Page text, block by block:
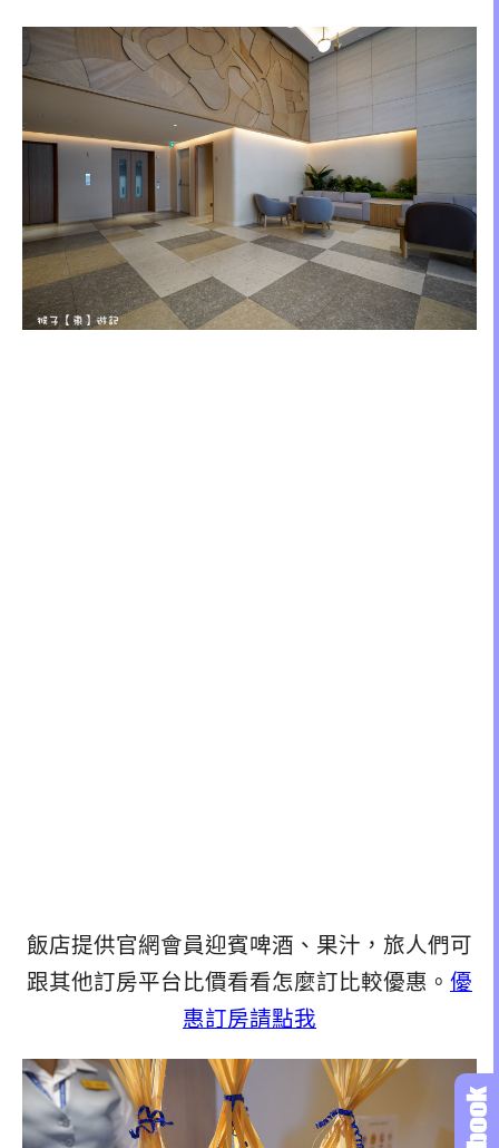
飯店提供官網會員迎賓啤酒、果汁，旅人們可
跟其他訂房平台比價看看怎麼訂比較優惠。 優
惠訂房請點我